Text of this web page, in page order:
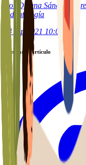
Por Dylana Sánchez
Odontología
24 sep 2021 10:00 a.m.
Compartir artículo